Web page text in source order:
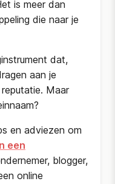
is meer dan
die naar je
dat,
aan je
Maar
en adviezen om
een
blogger,
online